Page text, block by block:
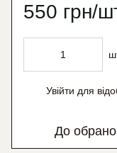
550 грн/
Увійти для
До